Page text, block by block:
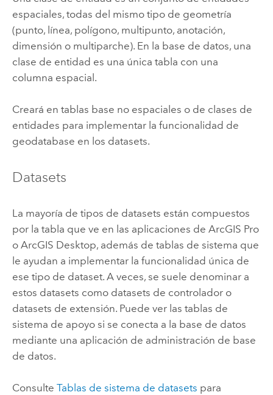
espaciales, todas del mismo tipo de geometría
(punto, línea, polígono, multipunto, anotación,
dimensión o multiparche). En la base de datos, una
clase de entidad es una única tabla con una
columna espacial.
Creará en tablas base no espaciales o de clases de
entidades para implementar la funcionalidad de
geodatabase en los datasets.
Datasets
La mayoría de tipos de datasets están compuestos
por la tabla que ve en las aplicaciones de ArcGIS Pro
o ArcGIS Desktop, además de tablas de sistema que
le ayudan a implementar la funcionalidad única de
ese tipo de dataset.A veces, se suele denominar a
estos datasets como datasets de controlador o
datasets de extensión. Puede ver las tablas de
sistema de apoyo si se conecta a la base de datos
mediante una aplicación de administración de base
de datos.
Consulte Tablas de sistema de datasets para